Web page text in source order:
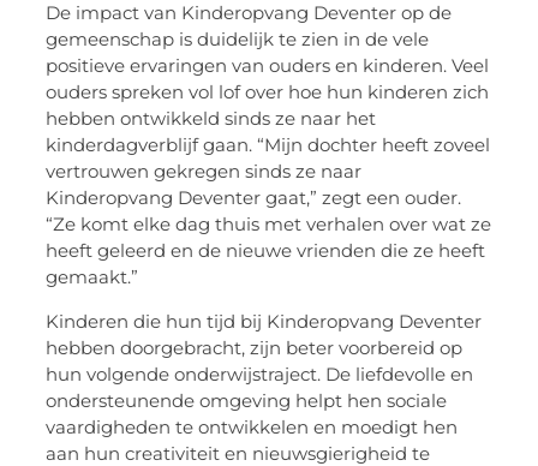
De impact van Kinderopvang Deventer op de
gemeenschap is duidelijk te zien in de vele
positieve ervaringen van ouders en kinderen. Veel
ouders spreken vol lof over hoe hun kinderen zich
hebben ontwikkeld sinds ze naar het
kinderdagverblijf gaan. “Mijn dochter heeft zoveel
vertrouwen gekregen sinds ze naar
Kinderopvang Deventer gaat,” zegt een ouder.
“Ze komt elke dag thuis met verhalen over wat ze
heeft geleerd en de nieuwe vrienden die ze heeft
gemaakt.”
Kinderen die hun tijd bij Kinderopvang Deventer
hebben doorgebracht, zijn beter voorbereid op
hun volgende onderwijstraject. De liefdevolle en
ondersteunende omgeving helpt hen sociale
vaardigheden te ontwikkelen en moedigt hen
aan hun creativiteit en nieuwsgierigheid te